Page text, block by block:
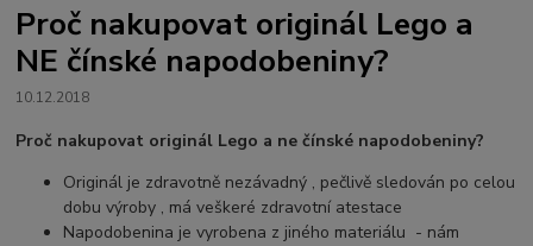
Proč nakupovat originál Lego a
NE čínské napodobeniny?
10.12.2018
Proč nakupovat originál Lego a ne čínské napodobeniny?
Originál je zdravotně nezávadný , pečlivě sledován po celou
dobu výroby , má veškeré zdravotní atestace
Napodobenina je vyrobena z jiného materiálu - nám